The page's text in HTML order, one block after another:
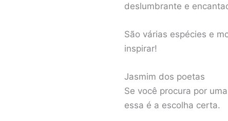
deslumbrante e
São várias espécies e
inspirar!
Jasmim dos poetas
Se você procura por
essa é a escolha certa.